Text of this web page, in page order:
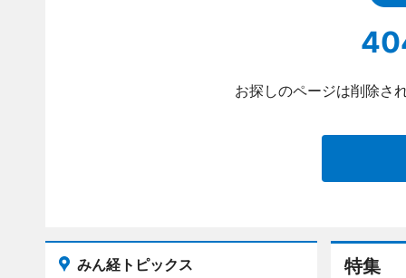
お探しのページは削除さ
特集
みん経トピックス